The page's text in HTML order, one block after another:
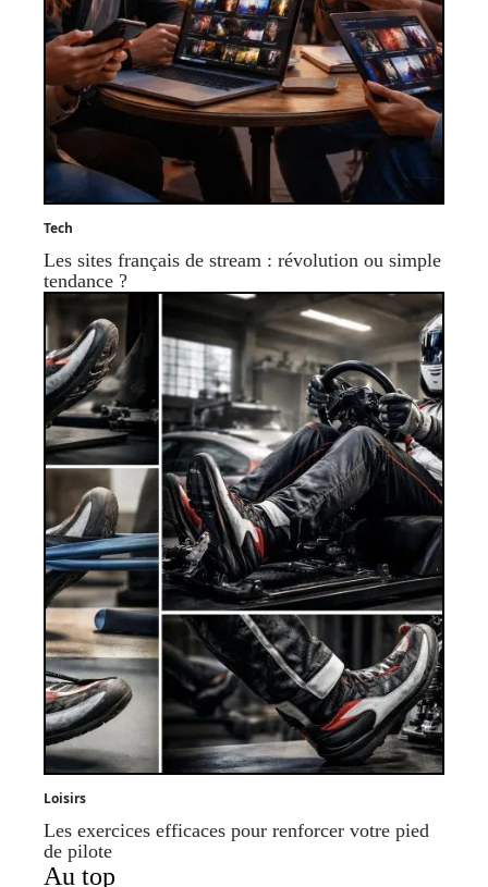
Tech
Les sites français de stream : révolution ou simple
tendance ?
Loisirs
Les exercices efficaces pour renforcer votre pied
de pilote
Au top